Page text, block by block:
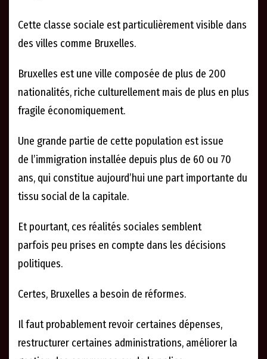
Cette classe sociale est particulièrement visible dans
des villes comme Bruxelles.
Bruxelles est une ville composée de plus de 200
nationalités, riche culturellement mais de plus en plus
fragile économiquement.
Une grande partie de cette population est issue
de l’immigration installée depuis plus de 60 ou 70
ans, qui constitue aujourd’hui une part importante du
tissu social de la capitale.
Et pourtant, ces réalités sociales semblent
parfois peu prises en compte dans les décisions
politiques.
Certes, Bruxelles a besoin de réformes.
Il faut probablement revoir certaines dépenses,
restructurer certaines administrations, améliorer la